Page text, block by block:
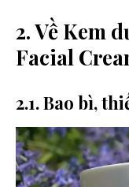
2. Về Kem
Facial
2.1. Bao bì,